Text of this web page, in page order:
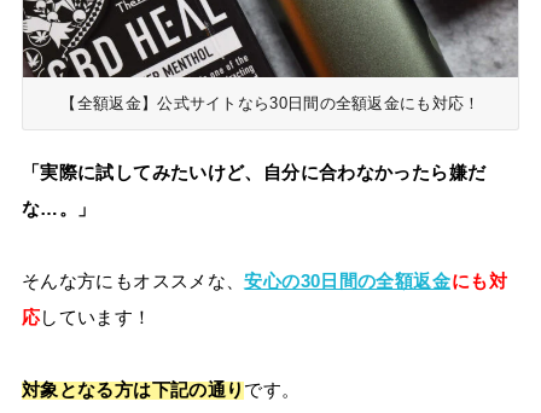
【全額返金】公式サイトなら30日間の全額返金にも対応！
「実際に試してみたいけど、自分に合わなかったら嫌だ
な…。」
そんな方にもオススメな、安心の30日間の全額返金にも対
応しています！
対象となる方は下記の通り です。